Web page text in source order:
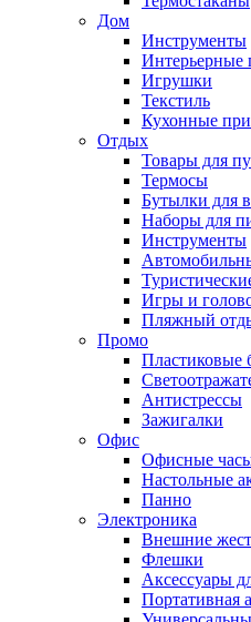
Дом
Инструменты
Интерьерные
Игрушки
Текстиль
Кухонные
Отдых
Товары для
Термосы
Бутылки для
Наборы для
Инструменты
Игры и
Пляжный
Промо
Пластиковые
Антистрессы
Зажигалки
Офис
Офисные
Настольные
Панно
Электроника
Внешние
Флешки
Аксессуары
Портативная